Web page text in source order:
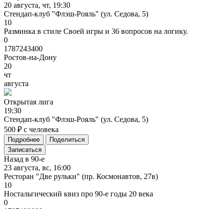
20 августа, чт, 19:30
Стендап-клуб "Флэш-Рояль" (ул. Седова, 5)
10
Разминка в стиле Своей игры и 36 вопросов на логику.
0
1787243400
Ростов-на-Дону
20
чт
августа
Открытая лига
19:30
Стендап-клуб "Флэш-Рояль" (ул. Седова, 5)
500 ₽ с человека
Подробнее
Поделиться
Записаться
Назад в 90-е
23 августа, вс, 16:00
Ресторан "Две рульки" (пр. Космонавтов, 27в)
10
Ностальгический квиз про 90-е годы 20 века
0